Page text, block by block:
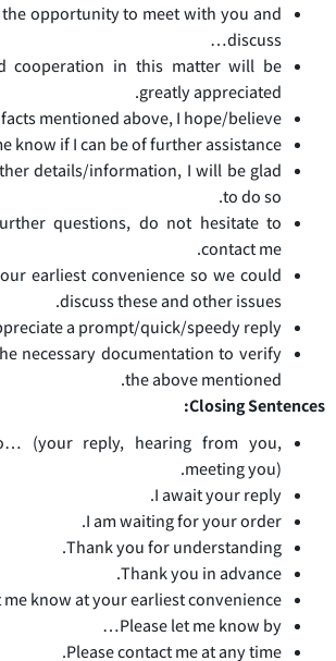
opportunity to meet with you and
discuss…
cooperation in this matter will be
greatly appreciated.
mentioned above, I hope/believe…
know if I can be of further assistance.
details/information, I will be glad
to do so.
questions, do not hesitate to
contact me.
earliest convenience so we could
discuss these and other issues.
a prompt/quick/speedy reply.
necessary documentation to verify
the above mentioned.
Closing Sentences:
(your reply, hearing from you,
meeting you).
I await your reply.
I am waiting for your order.
Thank you for understanding.
Thank you in advance.
me know at your earliest convenience.
Please let me know by…
Please contact me at any time.